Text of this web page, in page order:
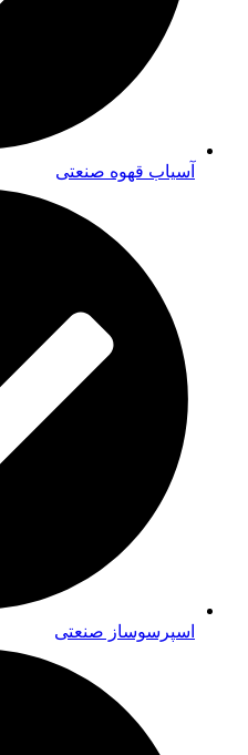
آسیاب قهوه صنعتی
اسپرسوساز صنعتی